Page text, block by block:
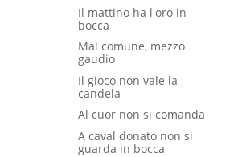
Il mattino ha l'oro in
bocca
Mal comune, mezzo
gaudio
Il gioco non vale la
candela
Al cuor non si comanda
A caval donato non si
guarda in bocca